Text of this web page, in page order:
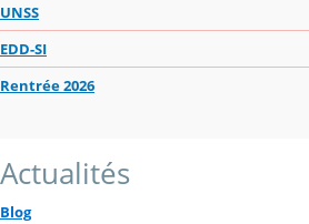
UNSS
EDD-SI
Rentrée 2026
Actualités
Blog